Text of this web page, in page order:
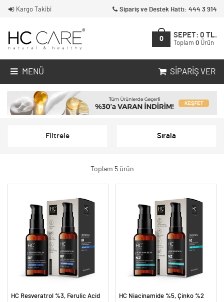
Kargo Takibi Sipariş ve Destek Hattı: 444 3 914
0
SEPET: 0 TL.
Toplam 0 Ürün
MENÜ SIPARIŞ VER
Filtrele Sırala
Toplam 5 ürün
HC Resveratrol %3, Ferulic Acid
HC Niacinamide %5, Çinko %2